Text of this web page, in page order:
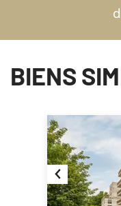
BIENS
Previous